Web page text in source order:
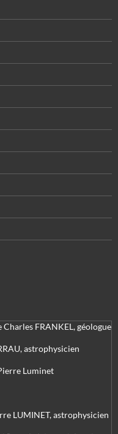
FRANKEL, géologue
astrophysicien
Luminet
LUMINET, astrophysicien